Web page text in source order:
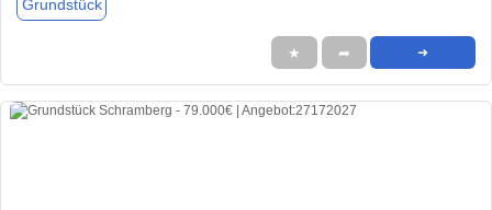
Grundstück
★ ➦ ➜